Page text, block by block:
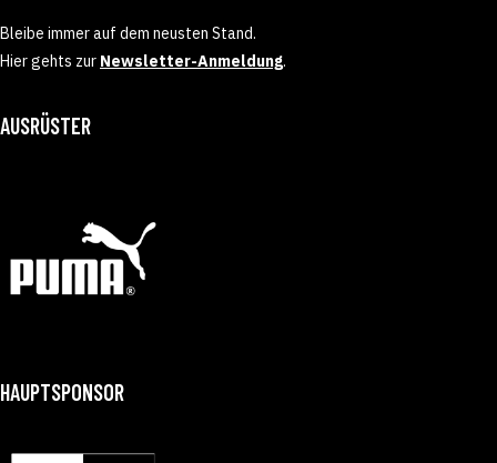
Bleibe immer auf dem neusten Stand.
Hier gehts zur Newsletter-Anmeldung.
AUSRÜSTER
HAUPTSPONSOR